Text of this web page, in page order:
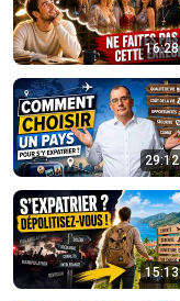
16:28
29:12
15:13